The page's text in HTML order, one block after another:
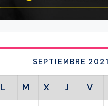
SEPTIEMBRE 2021
L M X J V